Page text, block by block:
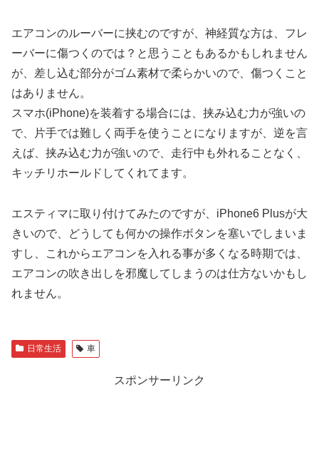
エアコンのルーバーに挟むのですが、神経質な方は、フレ
ーバーに傷つくのでは？と思うこともあるかもしれません
が、差し込む部分がゴム素材で柔らかいので、傷つくこと
はありません。
スマホ(iPhone)を装着する場合には、挟み込む力が強いの
で、片手では難しく両手を使うことになりますが、逆を言
えば、挟み込む力が強いので、走行中も外れることなく、
キッチリホールドしてくれてます。
エスティマに取り付けてみたのですが、iPhone6 Plusが大
きいので、どうしても何かの操作ボタンを塞いでしまいま
すし、これからエアコンを入れる事が多くなる時期では、
エアコンの吹き出しを邪魔してしまうのは仕方ないかもし
れません。
日常生活 車
スポンサーリンク